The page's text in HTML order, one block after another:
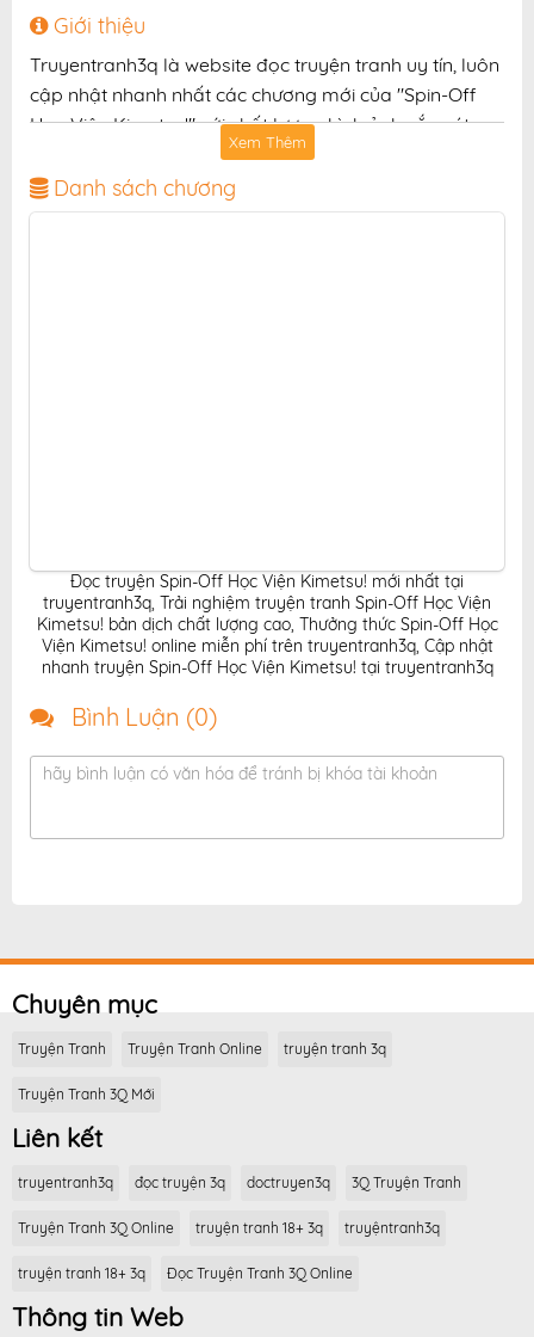
Giới thiệu
Truyentranh3q là website đọc truyện tranh uy tín, luôn
cập nhật nhanh nhất các chương mới của "Spin-Off
Học Viện Kimetsu!" với chất lượng hình ảnh sắc nét,
bản dịch chuẩn và giao diện thân thiện, mang đến trải
nghiệm đọc truyện hấp dẫn, tiện lợi, hoàn toàn miễn
phí cho độc giả yêu thích truyện tranh online.
Xem Thêm
Danh sách chương
Đọc truyện Spin-Off Học Viện Kimetsu! mới nhất tại
truyentranh3q, Trải nghiệm truyện tranh Spin-Off Học Viện
Kimetsu! bản dịch chất lượng cao, Thưởng thức Spin-Off Học
Viện Kimetsu! online miễn phí trên truyentranh3q, Cập nhật
nhanh truyện Spin-Off Học Viện Kimetsu! tại truyentranh3q
Bình Luận (0)
hãy bình luận có văn hóa để tránh bị khóa tài khoản
Chuyên mục
Truyện Tranh Truyện Tranh Online truyện tranh 3q
Truyện Tranh 3Q Mới
Liên kết
truyentranh3q đọc truyện 3q doctruyen3q 3Q Truyện Tranh
Truyện Tranh 3Q Online truyện tranh 18+ 3q truyệntranh3q
truyện tranh 18+ 3q Đọc Truyện Tranh 3Q Online
Thông tin Web